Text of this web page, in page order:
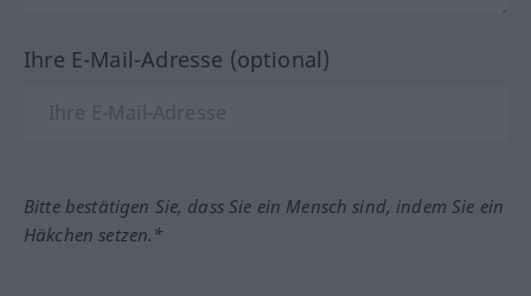
Ihre E-Mail-Adresse (optional)
Bitte bestätigen Sie, dass Sie ein Mensch sind, indem Sie ein
Häkchen setzen.*